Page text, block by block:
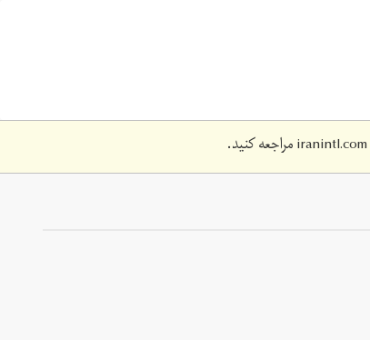
iranintl.comمراجعه کنید.